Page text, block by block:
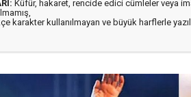
Küfür, hakaret, rencide edici cümleler veya
karakter kullanılmayan ve büyük harflerle